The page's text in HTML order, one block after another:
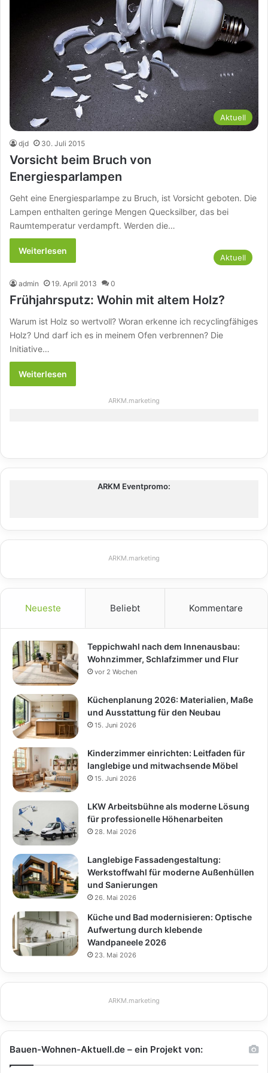
Aktuell
djd 30. Juli 2015
Vorsicht beim Bruch von
Energiesparlampen
Geht eine Energiesparlampe zu Bruch, ist Vorsicht geboten. Die
Lampen enthalten geringe Mengen Quecksilber, das bei
Raumtemperatur verdampft. Werden die…
Weiterlesen
Aktuell
admin 19. April 2013 0
Frühjahrsputz: Wohin mit altem Holz?
Warum ist Holz so wertvoll? Woran erkenne ich recyclingfähiges
Holz? Und darf ich es in meinem Ofen verbrennen? Die
Initiative…
Weiterlesen
ARKM.marketing
ARKM Eventpromo:
ARKM.marketing
Neueste Beliebt Kommentare
Teppichwahl nach dem Innenausbau:
Wohnzimmer, Schlafzimmer und Flur
vor 2 Wochen
Küchenplanung 2026: Materialien, Maße
und Ausstattung für den Neubau
15. Juni 2026
Kinderzimmer einrichten: Leitfaden für
langlebige und mitwachsende Möbel
15. Juni 2026
LKW Arbeitsbühne als moderne Lösung
für professionelle Höhenarbeiten
28. Mai 2026
Langlebige Fassadengestaltung:
Werkstoffwahl für moderne Außenhüllen
und Sanierungen
26. Mai 2026
Küche und Bad modernisieren: Optische
Aufwertung durch klebende
Wandpaneele 2026
23. Mai 2026
ARKM.marketing
Bauen-Wohnen-Aktuell.de – ein Projekt von: